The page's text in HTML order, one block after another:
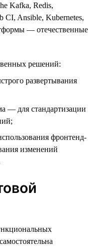
Kafka, Redis,
CI, Ansible, Kubernetes,
— отечественные
решений:
развертывания
— для стандартизации
фронтенд-
изменений